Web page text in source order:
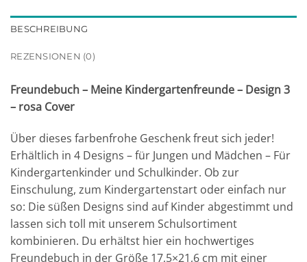
BESCHREIBUNG
REZENSIONEN (0)
Freundebuch – Meine Kindergartenfreunde – Design 3
– rosa Cover
Über dieses farbenfrohe Geschenk freut sich jeder!
Erhältlich in 4 Designs – für Jungen und Mädchen – Für
Kindergartenkinder und Schulkinder. Ob zur
Einschulung, zum Kindergartenstart oder einfach nur
so: Die süßen Designs sind auf Kinder abgestimmt und
lassen sich toll mit unserem Schulsortiment
kombinieren. Du erhältst hier ein hochwertiges
Freundebuch in der Größe 17,5×21,6 cm mit einer